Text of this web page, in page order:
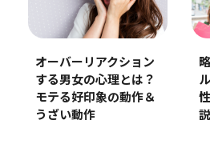
オーバーリアクション
する男女の心理とは？
モテる好印象の動作＆
うざい動作
説